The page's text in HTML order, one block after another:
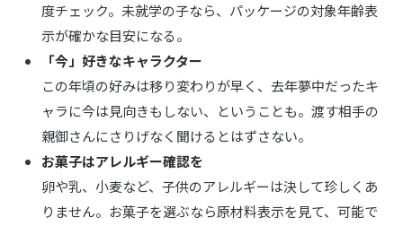
度チェック。未就学の子なら、パッケージの対象年齢表
示が確かな目安になる。
「今」好きなキャラクター
この年頃の好みは移り変わりが早く、去年夢中だったキ
ャラに今は見向きもしない、ということも。渡す相手の
親御さんにさりげなく聞けるとはずさない。
お菓子はアレルギー確認を
卵や乳、小麦など、子供のアレルギーは決して珍しくあ
りません。お菓子を選ぶなら原材料表示を見て、可能で